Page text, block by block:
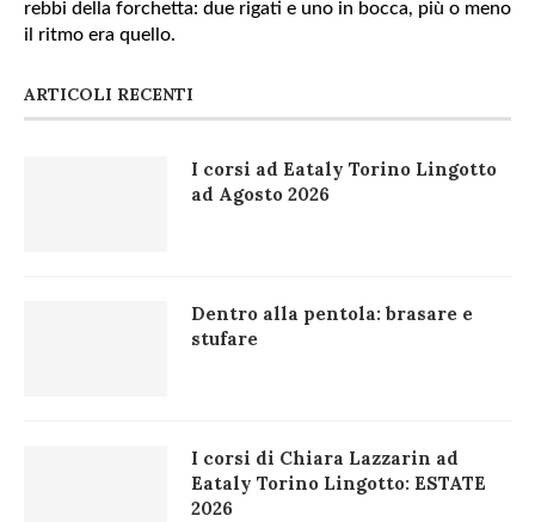
rebbi della forchetta: due rigati e uno in bocca, più o meno
il ritmo era quello.
ARTICOLI RECENTI
I corsi ad Eataly Torino Lingotto
ad Agosto 2026
Dentro alla pentola: brasare e
stufare
I corsi di Chiara Lazzarin ad
Eataly Torino Lingotto: ESTATE
2026